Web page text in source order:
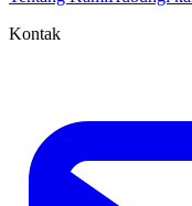
Kontak